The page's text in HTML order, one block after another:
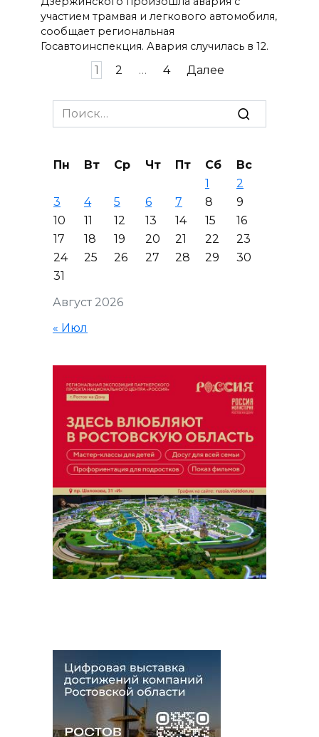
участием трамвая и легкового автомобиля,
сообщает региональная
Госавтоинспекция. Авария случилась в 12.
1 2 … 4 Далее
Search
for:
Август 2026
Пн Вт Ср Чт Пт Сб
Вс
1
2
3
4 5 6 7 8
9
10
11 12 13 14 15
16
17
18 19 20 21 22
23
24
25 26 27 28 29
30
31
« Июл